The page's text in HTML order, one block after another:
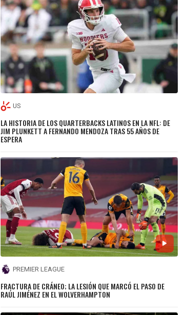
US
LA HISTORIA DE LOS QUARTERBACKS LATINOS EN LA NFL: DE
JIM PLUNKETT A FERNANDO MENDOZA TRAS 55 AÑOS DE
ESPERA
PREMIER LEAGUE
FRACTURA DE CRÁNEO; LA LESIÓN QUE MARCÓ EL PASO DE
RAÚL JIMÉNEZ EN EL WOLVERHAMPTON